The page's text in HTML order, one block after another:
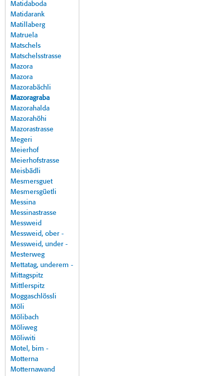
Matidaboda
Matidarank
Matillaberg
Matruela
Matschels
Matschelsstrasse
Mazora
Mazora
Mazorabächli
Mazoragraba
Mazorahalda
Mazorahöhi
Mazorastrasse
Megeri
Meierhof
Meierhofstrasse
Meisbädli
Mesmersguet
Mesmersgüetli
Messina
Messinastrasse
Messweid
Messweid, ober -
Messweid, under -
Mesterweg
Mettatag, underem -
Mittagspitz
Mittlerspitz
Moggaschlössli
Möli
Mölibach
Möliweg
Möliwiti
Motel, bim -
Motterna
Motternawand